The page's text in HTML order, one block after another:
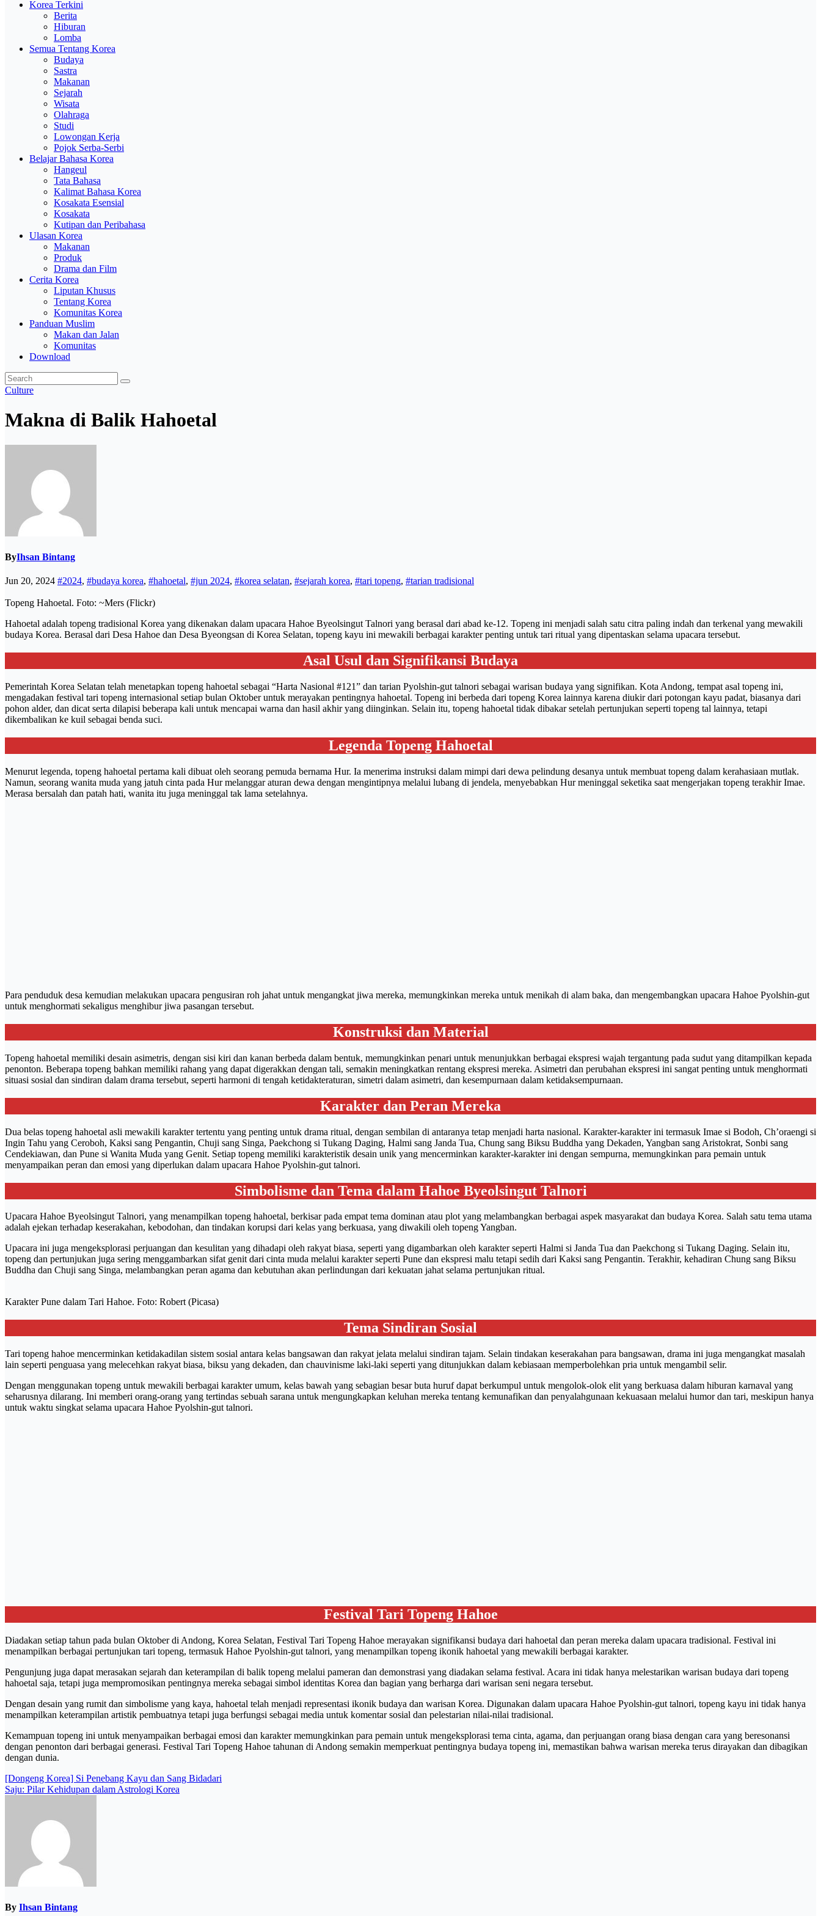
Korea Terkini
Berita
Hiburan
Lomba
Semua Tentang Korea
Budaya
Sastra
Makanan
Sejarah
Wisata
Olahraga
Studi
Lowongan Kerja
Pojok Serba-Serbi
Belajar Bahasa Korea
Hangeul
Tata Bahasa
Kalimat Bahasa Korea
Kosakata Esensial
Kosakata
Kutipan dan Peribahasa
Ulasan Korea
Makanan
Produk
Drama dan Film
Cerita Korea
Liputan Khusus
Tentang Korea
Komunitas Korea
Panduan Muslim
Makan dan Jalan
Komunitas
Download
Culture
Makna di Balik Hahoetal
ByIhsan Bintang
Jun 20, 2024 #2024, #budaya korea, #hahoetal, #jun 2024, #korea selatan, #sejarah korea, #tari topeng, #tarian tradisional
Topeng Hahoetal. Foto: ~Mers (Flickr)
Hahoetal adalah topeng tradisional Korea yang dikenakan dalam upacara Hahoe Byeolsingut Talnori yang berasal dari abad ke-12. Topeng ini menjadi salah satu citra paling indah dan terkenal yang mewakili
budaya Korea. Berasal dari Desa Hahoe dan Desa Byeongsan di Korea Selatan, topeng kayu ini mewakili berbagai karakter penting untuk tari ritual yang dipentaskan selama upacara tersebut.
Asal Usul dan Signifikansi Budaya
Pemerintah Korea Selatan telah menetapkan topeng hahoetal sebagai “Harta Nasional #121” dan tarian Pyolshin-gut talnori sebagai warisan budaya yang signifikan. Kota Andong, tempat asal topeng ini,
mengadakan festival tari topeng internasional setiap bulan Oktober untuk merayakan pentingnya hahoetal. Topeng ini berbeda dari topeng Korea lainnya karena diukir dari potongan kayu padat, biasanya dari
pohon alder, dan dicat serta dilapisi beberapa kali untuk mencapai warna dan hasil akhir yang diinginkan. Selain itu, topeng hahoetal tidak dibakar setelah pertunjukan seperti topeng tal lainnya, tetapi
dikembalikan ke kuil sebagai benda suci.
Legenda Topeng Hahoetal
Menurut legenda, topeng hahoetal pertama kali dibuat oleh seorang pemuda bernama Hur. Ia menerima instruksi dalam mimpi dari dewa pelindung desanya untuk membuat topeng dalam kerahasiaan mutlak.
Namun, seorang wanita muda yang jatuh cinta pada Hur melanggar aturan dewa dengan mengintipnya melalui lubang di jendela, menyebabkan Hur meninggal seketika saat mengerjakan topeng terakhir Imae.
Merasa bersalah dan patah hati, wanita itu juga meninggal tak lama setelahnya.
Para penduduk desa kemudian melakukan upacara pengusiran roh jahat untuk mengangkat jiwa mereka, memungkinkan mereka untuk menikah di alam baka, dan mengembangkan upacara Hahoe Pyolshin-gut
untuk menghormati sekaligus menghibur jiwa pasangan tersebut.
Konstruksi dan Material
Topeng hahoetal memiliki desain asimetris, dengan sisi kiri dan kanan berbeda dalam bentuk, memungkinkan penari untuk menunjukkan berbagai ekspresi wajah tergantung pada sudut yang ditampilkan kepada
penonton. Beberapa topeng bahkan memiliki rahang yang dapat digerakkan dengan tali, semakin meningkatkan rentang ekspresi mereka. Asimetri dan perubahan ekspresi ini sangat penting untuk menghormati
situasi sosial dan sindiran dalam drama tersebut, seperti harmoni di tengah ketidakteraturan, simetri dalam asimetri, dan kesempurnaan dalam ketidaksempurnaan.
Karakter dan Peran Mereka
Dua belas topeng hahoetal asli mewakili karakter tertentu yang penting untuk drama ritual, dengan sembilan di antaranya tetap menjadi harta nasional. Karakter-karakter ini termasuk Imae si Bodoh, Ch’oraengi si
Ingin Tahu yang Ceroboh, Kaksi sang Pengantin, Chuji sang Singa, Paekchong si Tukang Daging, Halmi sang Janda Tua, Chung sang Biksu Buddha yang Dekaden, Yangban sang Aristokrat, Sonbi sang
Cendekiawan, dan Pune si Wanita Muda yang Genit. Setiap topeng memiliki karakteristik desain unik yang mencerminkan karakter-karakter ini dengan sempurna, memungkinkan para pemain untuk
menyampaikan peran dan emosi yang diperlukan dalam upacara Hahoe Pyolshin-gut talnori.
Simbolisme dan Tema dalam Hahoe Byeolsingut Talnori
Upacara Hahoe Byeolsingut Talnori, yang menampilkan topeng hahoetal, berkisar pada empat tema dominan atau plot yang melambangkan berbagai aspek masyarakat dan budaya Korea. Salah satu tema utama
adalah ejekan terhadap keserakahan, kebodohan, dan tindakan korupsi dari kelas yang berkuasa, yang diwakili oleh topeng Yangban.
Upacara ini juga mengeksplorasi perjuangan dan kesulitan yang dihadapi oleh rakyat biasa, seperti yang digambarkan oleh karakter seperti Halmi si Janda Tua dan Paekchong si Tukang Daging. Selain itu,
topeng dan pertunjukan juga sering menggambarkan sifat genit dari cinta muda melalui karakter seperti Pune dan ekspresi malu tetapi sedih dari Kaksi sang Pengantin. Terakhir, kehadiran Chung sang Biksu
Buddha dan Chuji sang Singa, melambangkan peran agama dan kebutuhan akan perlindungan dari kekuatan jahat selama pertunjukan ritual.
Karakter Pune dalam Tari Hahoe. Foto: Robert (Picasa)
Tema Sindiran Sosial
Tari topeng hahoe mencerminkan ketidakadilan sistem sosial antara kelas bangsawan dan rakyat jelata melalui sindiran tajam. Selain tindakan keserakahan para bangsawan, drama ini juga mengangkat masalah
lain seperti penguasa yang melecehkan rakyat biasa, biksu yang dekaden, dan chauvinisme laki-laki seperti yang ditunjukkan dalam kebiasaan memperbolehkan pria untuk mengambil selir.
Dengan menggunakan topeng untuk mewakili berbagai karakter umum, kelas bawah yang sebagian besar buta huruf dapat berkumpul untuk mengolok-olok elit yang berkuasa dalam hiburan karnaval yang
seharusnya dilarang. Ini memberi orang-orang yang tertindas sebuah sarana untuk mengungkapkan keluhan mereka tentang kemunafikan dan penyalahgunaan kekuasaan melalui humor dan tari, meskipun hanya
untuk waktu singkat selama upacara Hahoe Pyolshin-gut talnori.
Festival Tari Topeng Hahoe
Diadakan setiap tahun pada bulan Oktober di Andong, Korea Selatan, Festival Tari Topeng Hahoe merayakan signifikansi budaya dari hahoetal dan peran mereka dalam upacara tradisional. Festival ini
menampilkan berbagai pertunjukan tari topeng, termasuk Hahoe Pyolshin-gut talnori, yang menampilkan topeng ikonik hahoetal yang mewakili berbagai karakter.
Pengunjung juga dapat merasakan sejarah dan keterampilan di balik topeng melalui pameran dan demonstrasi yang diadakan selama festival. Acara ini tidak hanya melestarikan warisan budaya dari topeng
hahoetal saja, tetapi juga mempromosikan pentingnya mereka sebagai simbol identitas Korea dan bagian yang berharga dari warisan seni negara tersebut.
Dengan desain yang rumit dan simbolisme yang kaya, hahoetal telah menjadi representasi ikonik budaya dan warisan Korea. Digunakan dalam upacara Hahoe Pyolshin-gut talnori, topeng kayu ini tidak hanya
menampilkan keterampilan artistik pembuatnya tetapi juga berfungsi sebagai media untuk komentar sosial dan pelestarian nilai-nilai tradisional.
Kemampuan topeng ini untuk menyampaikan berbagai emosi dan karakter memungkinkan para pemain untuk mengeksplorasi tema cinta, agama, dan perjuangan orang biasa dengan cara yang beresonansi
dengan penonton dari berbagai generasi. Festival Tari Topeng Hahoe tahunan di Andong semakin memperkuat pentingnya budaya topeng ini, memastikan bahwa warisan mereka terus dirayakan dan dibagikan
dengan dunia.
Post
navigation
[Dongeng Korea] Si Penebang Kayu dan Sang Bidadari
Saju: Pilar Kehidupan dalam Astrologi Korea
By Ihsan Bintang